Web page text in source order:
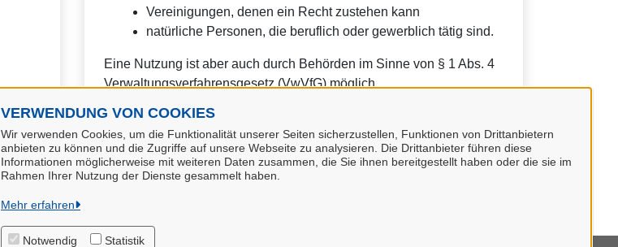
VERWENDUNG VON COOKIES
Wir verwenden Cookies, um die Funktionalität unserer Seiten sicherzustellen, Funktionen von Drittanbietern
anbieten zu können und die Zugriffe auf unsere Webseite zu analysieren. Die Drittanbieter führen diese
Informationen möglicherweise mit weiteren Daten zusammen, die Sie ihnen bereitgestellt haben oder die sie im
Rahmen Ihrer Nutzung der Dienste gesammelt haben.
Mehr erfahren
Notwendig Statistik
Vereinigungen, denen ein Recht zustehen kann
natürliche Personen, die beruflich oder gewerblich tätig sind.
Eine Nutzung ist aber auch durch Behörden im Sinne von § 1 Abs. 4
Verwaltungsverfahrensgesetz (VwVfG) möglich.